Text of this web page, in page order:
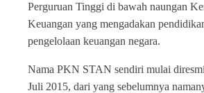
Perguruan Tinggi di bawah naungan
Keuangan yang mengadakan
pengelolaan keuangan negara.
Nama PKN STAN sendiri mulai
Juli 2015, dari yang sebelumnya